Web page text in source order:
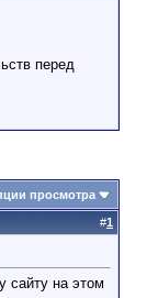
перед
просмотра
#1
сайту на этом